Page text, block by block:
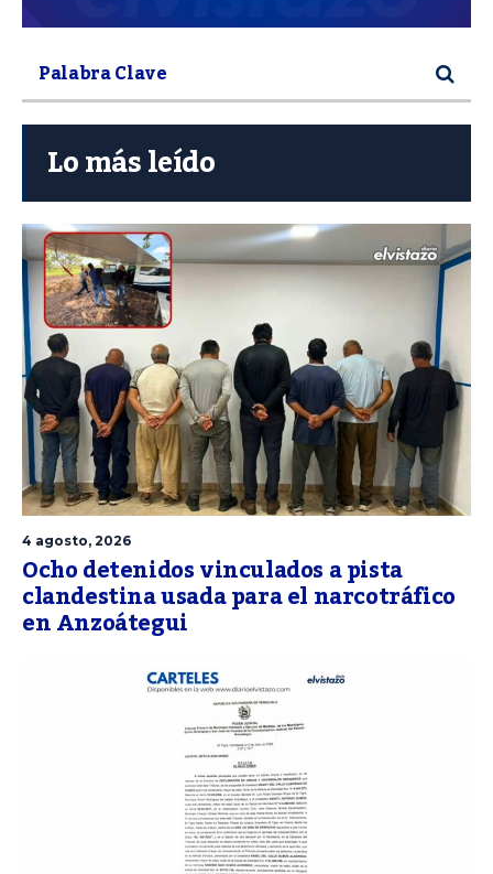
Lo más leído
4 agosto, 2026
Ocho detenidos vinculados a pista
clandestina usada para el narcotráfico
en Anzoátegui